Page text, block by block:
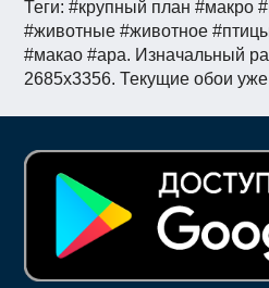
Теги: #крупный план #макро
#животные #животное
#макао #ара. Изначальный
2685x3356. Текущие обои уже